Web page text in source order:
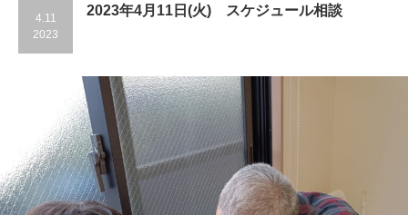
4.11
2023
2023年4月11日(火) スケジュール相談